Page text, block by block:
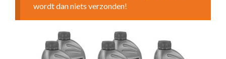
wordt dan niets verzonden!